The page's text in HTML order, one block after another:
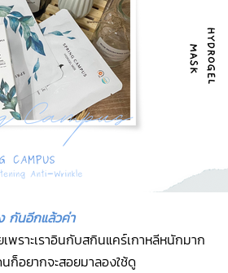
กันอีกแล้วค่า
พราะเราอินกับสกินแคร์เกาหลีหนักมาก
นก็อยากจะสอยมาลองใช้ดู